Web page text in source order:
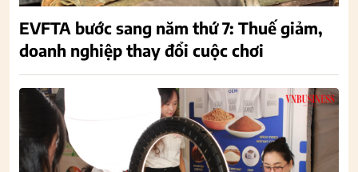
EVFTA bước sang năm thứ 7: Thuế giảm,
doanh nghiệp thay đổi cuộc chơi